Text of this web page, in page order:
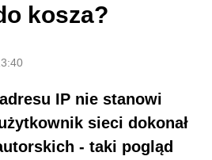
kosza?
IP nie stanowi
sieci dokonał
- taki pogląd